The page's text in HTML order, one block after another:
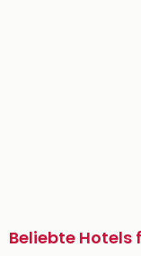
Beliebte Hotels